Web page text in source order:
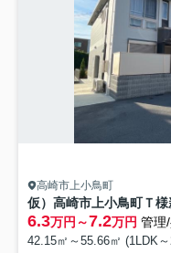
高崎市上小鳥町
仮）高崎市上小鳥町Ｔ
6.3万円～7.2万円 管理
42.15㎡～55.66㎡ (1LDK